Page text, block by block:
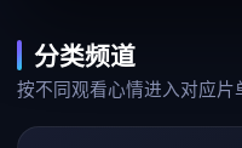
分类频道
按不同观看心情进入对应片